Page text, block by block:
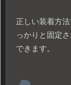
正しい装着方
っかりと固定
できます。